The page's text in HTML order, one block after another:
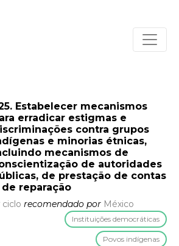
Estabelecer mecanismos
erradicar estigmas e
contra grupos
e minorias étnicas,
mecanismos de
de autoridades
de prestação de contas
de reparação
ciclo recomendado por México
Instituições democráticas
Povos indígenas